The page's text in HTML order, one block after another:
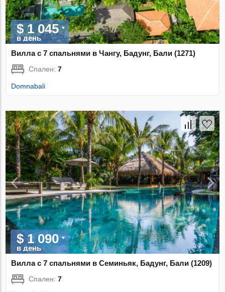
$ 1 045
в день
Вилла с 7 спальнями в Чангу, Бадунг, Бали (1271)
Спален:7
Domnabali
$ 1 090
в день
Вилла с 7 спальнями в Семиньяк, Бадунг, Бали (1209)
Спален:7